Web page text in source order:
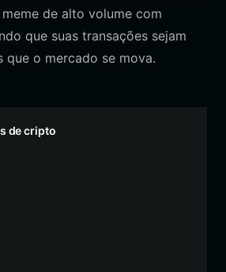
de alto volume com
que suas transações sejam
que o mercado se mova.
de cripto